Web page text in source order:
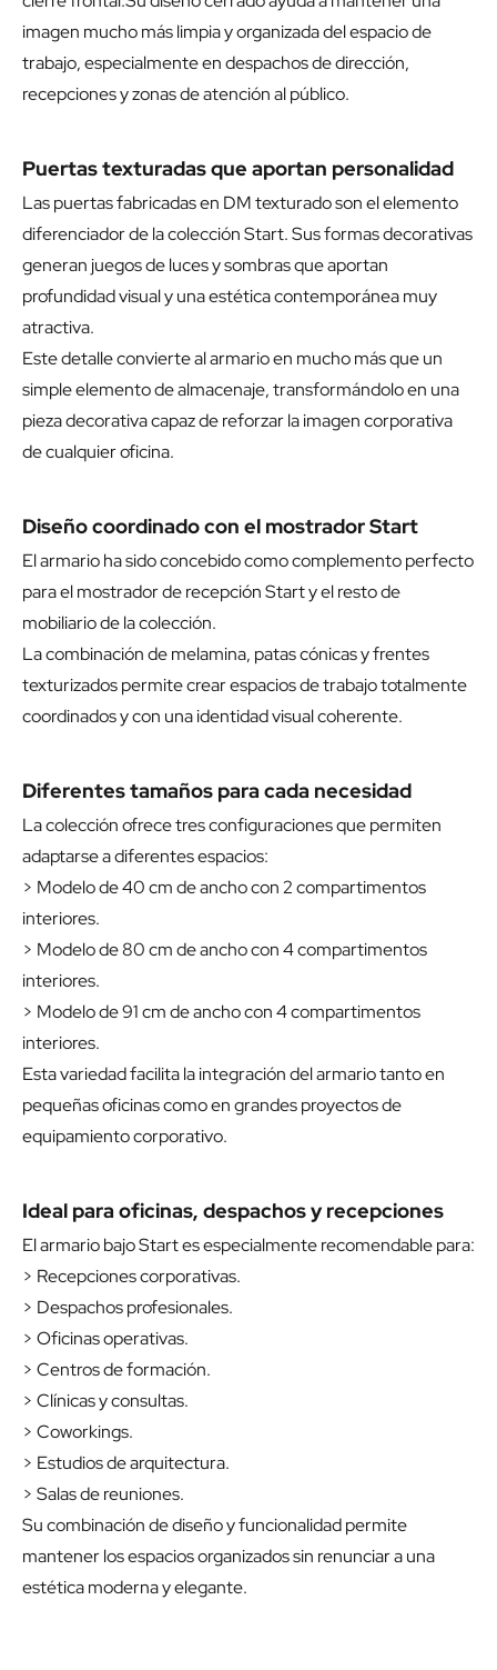
imagen mucho más limpia y organizada del espacio de
trabajo, especialmente en despachos de dirección,
recepciones y zonas de atención al público.
Puertas texturadas que aportan personalidad
Las puertas fabricadas en DM texturado son el elemento
diferenciador de la colección Start. Sus formas decorativas
generan juegos de luces y sombras que aportan
profundidad visual y una estética contemporánea muy
atractiva.
Este detalle convierte al armario en mucho más que un
simple elemento de almacenaje, transformándolo en una
pieza decorativa capaz de reforzar la imagen corporativa
de cualquier oficina.
Diseño coordinado con el mostrador Start
El armario ha sido concebido como complemento perfecto
para el mostrador de recepción Start y el resto de
mobiliario de la colección.
La combinación de melamina, patas cónicas y frentes
texturizados permite crear espacios de trabajo totalmente
coordinados y con una identidad visual coherente.
Diferentes tamaños para cada necesidad
La colección ofrece tres configuraciones que permiten
adaptarse a diferentes espacios:
> Modelo de 40 cm de ancho con 2 compartimentos
interiores.
> Modelo de 80 cm de ancho con 4 compartimentos
interiores.
> Modelo de 91 cm de ancho con 4 compartimentos
interiores.
Esta variedad facilita la integración del armario tanto en
pequeñas oficinas como en grandes proyectos de
equipamiento corporativo.
Ideal para oficinas, despachos y recepciones
El armario bajo Start es especialmente recomendable para:
> Recepciones corporativas.
> Despachos profesionales.
> Oficinas operativas.
> Centros de formación.
> Clínicas y consultas.
> Coworkings.
> Estudios de arquitectura.
> Salas de reuniones.
Su combinación de diseño y funcionalidad permite
mantener los espacios organizados sin renunciar a una
estética moderna y elegante.